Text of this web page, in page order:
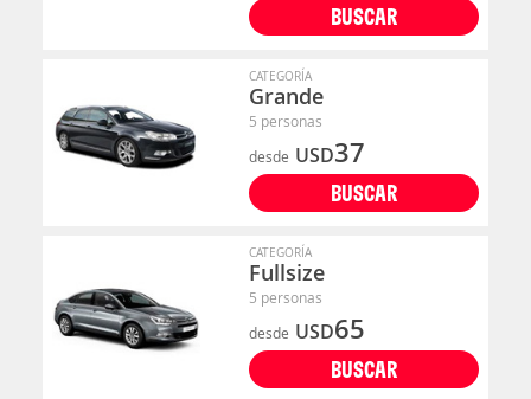
BUSCAR
CATEGORÍA
Grande
5 personas
desde USD37
BUSCAR
CATEGORÍA
Fullsize
5 personas
desde USD65
BUSCAR